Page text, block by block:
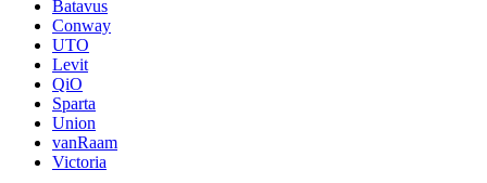
Batavus
Conway
UTO
Levit
QiO
Sparta
Union
vanRaam
Victoria